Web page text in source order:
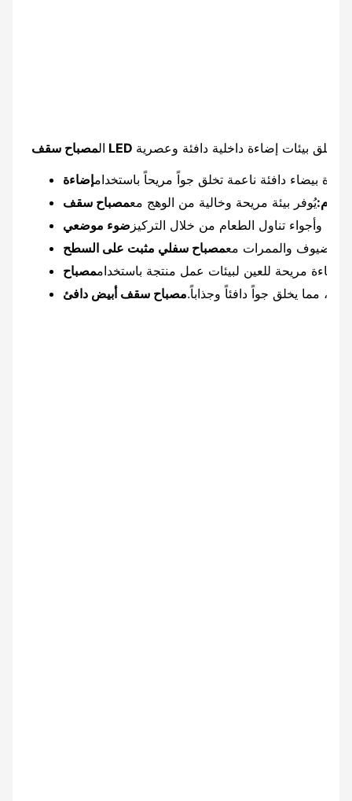
ال
بيضاء دافئة ناعمة تخلق جواً مريحاً باستخدام
يُوفر بيئة مريحة وخالية من الوهج مع
وأجواء تناول الطعام من خلال التركيز
الضيوف والممرات معمصباح سفلي مثبت على السطح
إضاءة مريحة للعين لبيئات عمل منتجة باستخدام
مما يخلق جواً دافئاً وجذاباً.مصباح سقف أبيض دافئ